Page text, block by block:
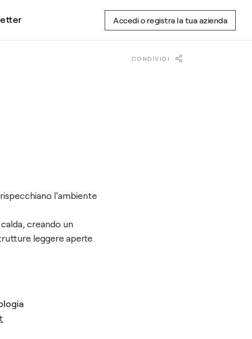
Accedi o registra la tua azienda
CONDIVIDI
l'ambiente
creando un
leggere aperte